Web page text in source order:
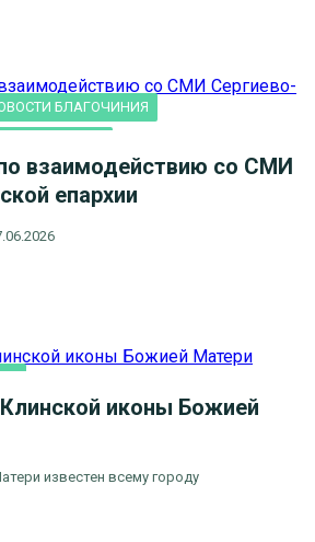
БЛАГОЧИНИЯ
взаимодействию со СМИ
епархии
иконы Божией
известен всему городу